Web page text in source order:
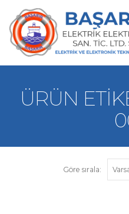
ÜRÜN
Göre sırala: